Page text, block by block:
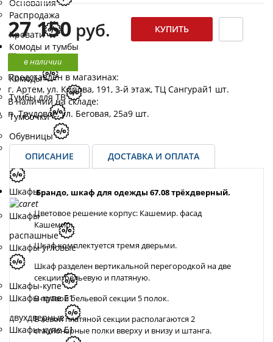
Основания
Распродажа
Кровати
Комоды и тумбы
Комоды
Тумбы для ТВ
Тумбочки
Обувницы
Распродажа
Комоды и тумбы
Шкафы
Шкафы
распашные
Шкафы угловые
Шкафы-купе
Шкафы-купе Е1
двухдверные
Шкафы-купе Е1
27 150 руб.
в наличии
Представлен в магазинах:
г. Артем, ул. Кирова, 191, 3-й этаж, ТЦ Сангурай1 шт.
В наличии на складе:
п. Трудовое, ул. Беговая, 25а9 шт.
ОПИСАНИЕ ДОСТАВКА И ОПЛАТА
Брандо, шкаф для одежды 67.08 трёхдверный.
Цветовое решение корпус: Кашемир. фасад
Кашемир.
Шкаф комплектуется тремя дверьми.
Шкаф разделен вертикальной перегородкой на две
секции: бельевую и платяную.
В правой бельевой секции 5 полок.
В левой платяной секции располагаются 2
стационарные полки вверху и внизу и штанга.